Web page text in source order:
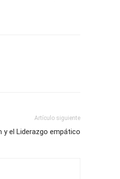
Artículo siguiente
y el Liderazgo empático